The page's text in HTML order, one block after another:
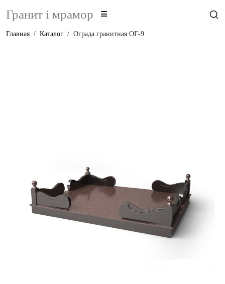
Гранит i мрамор
Главная Каталог Ограда гранитная ОГ-9